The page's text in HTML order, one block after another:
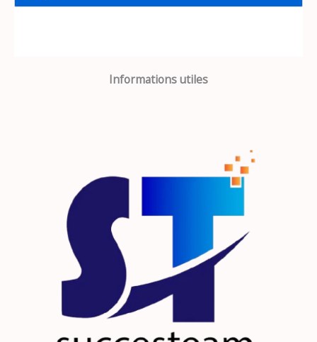
Informations utiles